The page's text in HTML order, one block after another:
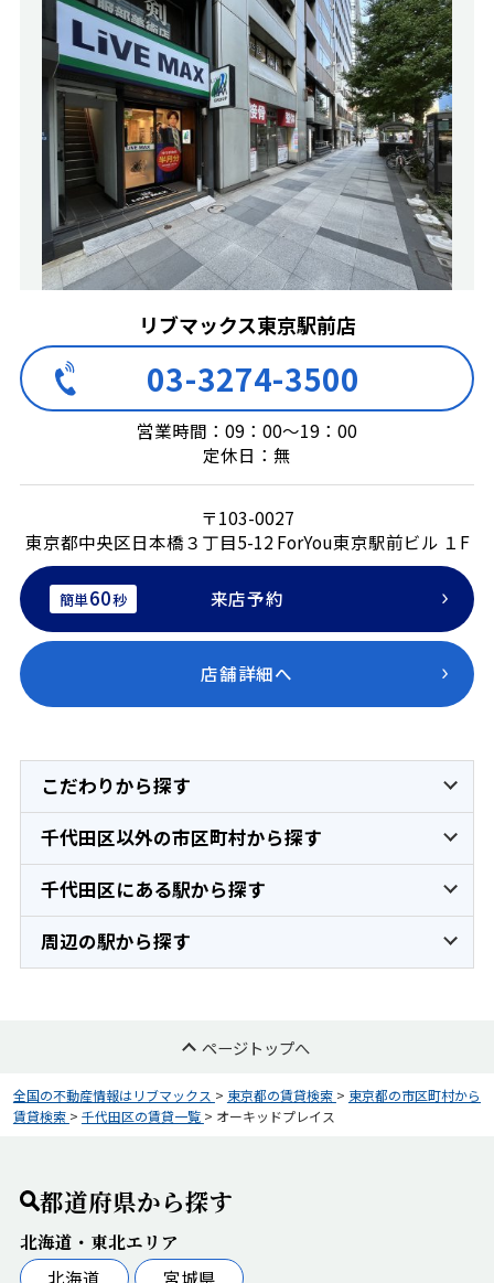
リブマックス東京駅前店
03-3274-3500
営業時間：09：00～19：00
定休日：無
〒103-0027
東京都中央区日本橋３丁目5-12 ForYou東京駅前ビル １F
簡単60秒 来店予約
店舗詳細へ
こだわりから探す
千代田区以外の市区町村から探す
千代田区にある駅から探す
周辺の駅から探す
ページトップへ
全国の不動産情報はリブマックス > 東京都の賃貸検索 > 東京都の市区町村から
賃貸検索 > 千代田区の賃貸一覧 > オーキッドプレイス
都道府県から探す
北海道・東北エリア
北海道
宮城県